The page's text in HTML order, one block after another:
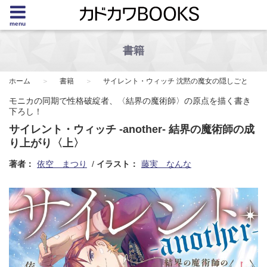
menu
書籍
ホーム 書籍 サイレント・ウィッチ 沈黙の魔女の隠しごと
モニカの同期で性格破綻者、〈結界の魔術師〉の原点を描く書き
下ろし！
サイレント・ウィッチ -another- 結界の魔術師の成
り上がり〈上〉
著者： 依空 まつり イラスト： 藤実 なんな